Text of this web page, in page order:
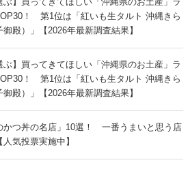
！ 第1位は「紅いも生タルト 沖縄きら
御殿）」【2026年最新調査結果】
ぶ】買ってきてほしい「沖縄県のお土産」ラ
！ 第1位は「紅いも生タルト 沖縄きら
御殿）」【2026年最新調査結果】
かつ丼の名店」10選！ 一番うまいと思う店
気投票実施中】